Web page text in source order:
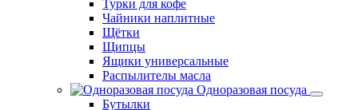
Турки для кофе
Чайники наплитные
Щётки
Щипцы
Ящики универсальные
Распылителы масла
Одноразовая посуда
Бутылки